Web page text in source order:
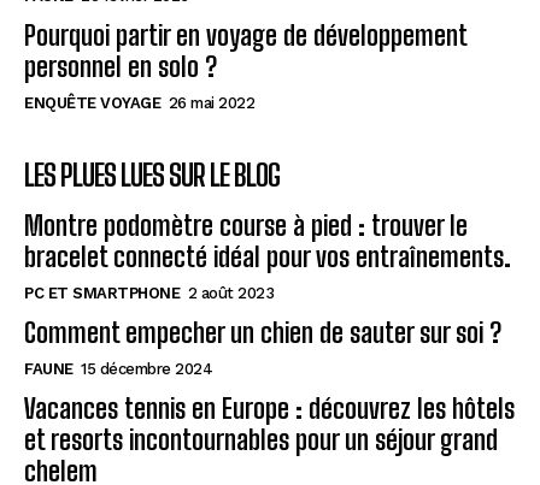
Pourquoi partir en voyage de développement
personnel en solo ?
ENQUÊTE VOYAGE 26 mai 2022
LES PLUES LUES SUR LE BLOG
Montre podomètre course à pied : trouver le
bracelet connecté idéal pour vos entraînements.
PC ET SMARTPHONE 2 août 2023
Comment empecher un chien de sauter sur soi ?
FAUNE 15 décembre 2024
Vacances tennis en Europe : découvrez les hôtels
et resorts incontournables pour un séjour grand
chelem